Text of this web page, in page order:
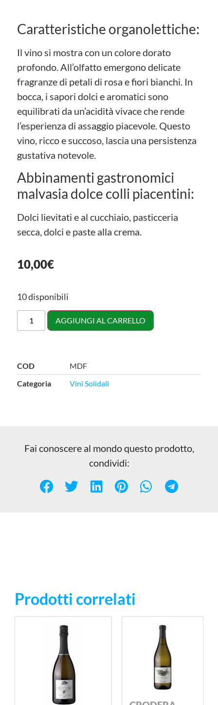
Caratteristiche organolettiche:
Il vino si mostra con un colore dorato
profondo. All’olfatto emergono delicate
fragranze di petali di rosa e fiori bianchi. In
bocca, i sapori dolci e aromatici sono
equilibrati da un’acidità vivace che rende
l’esperienza di assaggio piacevole. Questo
vino, ricco e succoso, lascia una persistenza
gustativa notevole.
Abbinamenti gastronomici
malvasia dolce colli piacentini:
Dolci lievitati e al cucchiaio, pasticceria
secca, dolci e paste alla crema.
10,00€
10 disponibili
AGGIUNGI AL CARRELLO
COD
MDF
Categoria
Vini Solidali
Fai conoscere al mondo questo prodotto,
condividi:
Prodotti correlati